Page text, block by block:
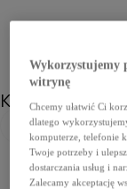
Kolor
Poprzedni
Wykorzystujemy
witrynę
Chcemy ułatwić Ci
dlatego
komputerze, telefonie
Twoje potrzeby i
dostarczania usług i
Zalecamy akceptację